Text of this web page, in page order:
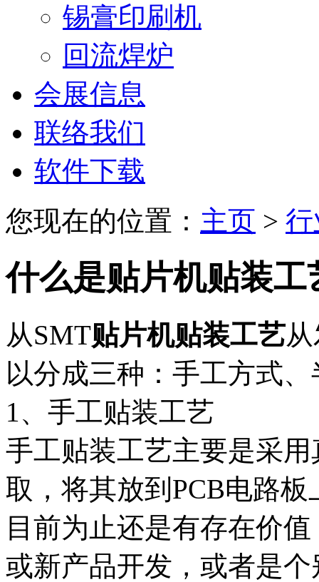
锡膏印刷机
回流焊炉
会展信息
联络我们
软件下载
您现在的位置： 主页 >
什么是贴片机贴装工
从SMT贴片机贴装工艺
以分成三种：手工方式
1、手工贴装工艺
手工贴装工艺主要是采
取，将其放到PCB电路
目前为止还是有存在价
或新产品开发，或者是